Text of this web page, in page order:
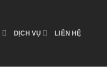
DỊCH VỤ LIÊN HỆ